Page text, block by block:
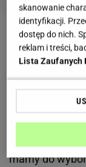
Zobacz wideo
ciała
Trening z
Miesięczna
45
mamy do
skanowanie
identyfikacji.
dostęp do nich.
reklam i treści,
Lista Zaufanych